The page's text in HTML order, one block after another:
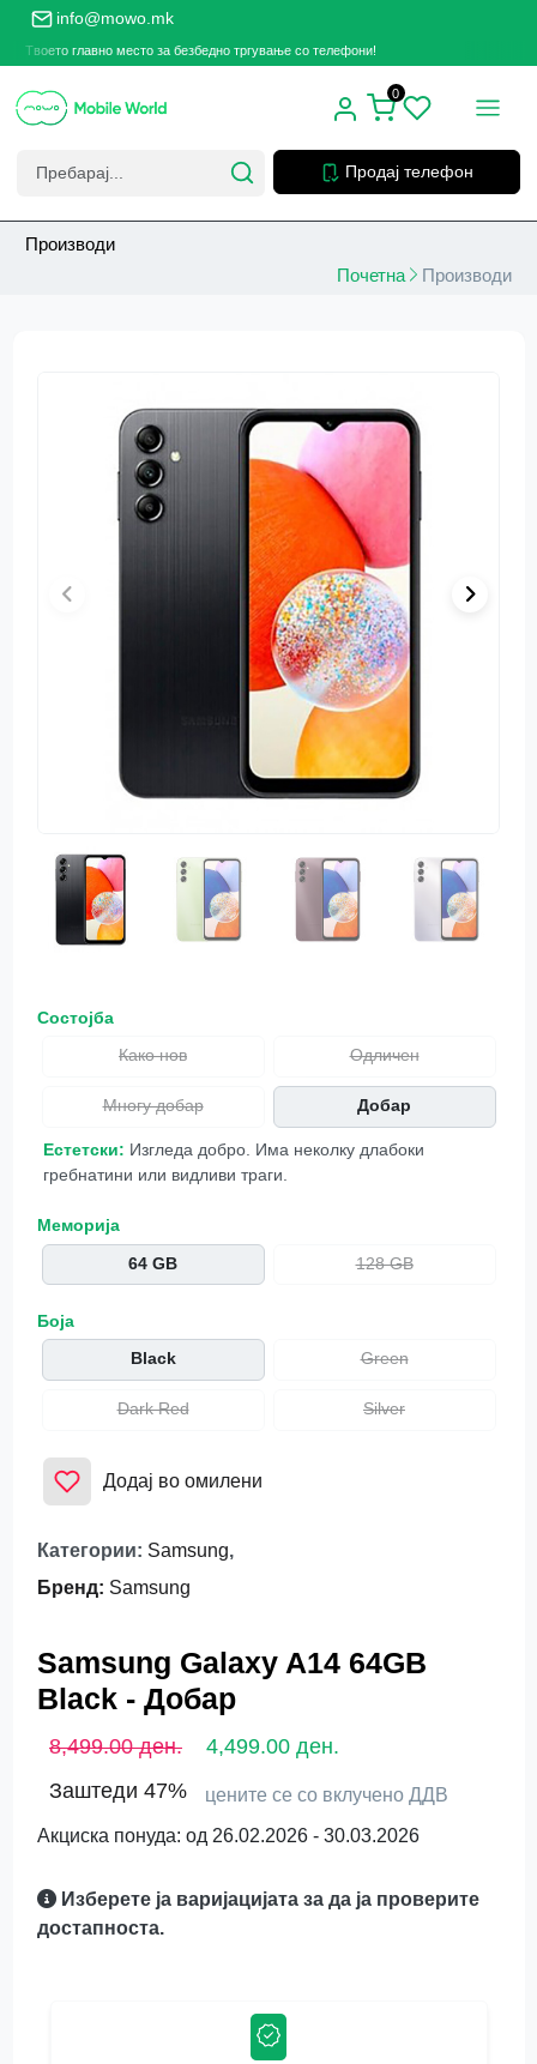
info@mowo.mk
главно место за безбедно тргување со телефони!
Продај телефон
0
Производи
Почетна
Производи
Состојба
Како нов
Одличен
Многу добар Добар
Естетски: Изгледа добро. Има неколку длабоки
гребнатини или видливи траги.
Меморија
64 GB
128 GB
Боја
Black
Green
Dark Red Silver
Додај во омилени
Категории: Samsung,
Бренд: Samsung
Samsung Galaxy A14 64GB
Black - Добар
8,499.00 ден.
4,499.00 ден.
Заштеди 47%
цените се со вклучено ДДВ
Акциска понуда: од 26.02.2026 - 30.03.2026
Изберете ја варијацијата за да ја проверите
достапноста.